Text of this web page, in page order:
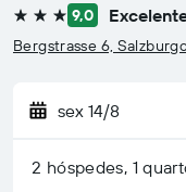
3 estrelas9,0
Bergstrasse 6,
sex 14/8
2 hóspedes, 1